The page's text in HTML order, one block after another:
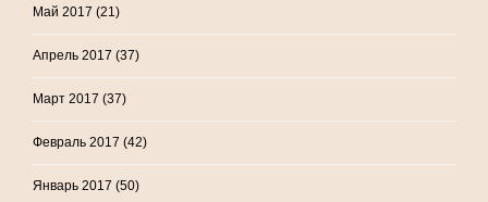
Май 2017 (21)
Апрель 2017 (37)
Март 2017 (37)
Февраль 2017 (42)
Январь 2017 (50)